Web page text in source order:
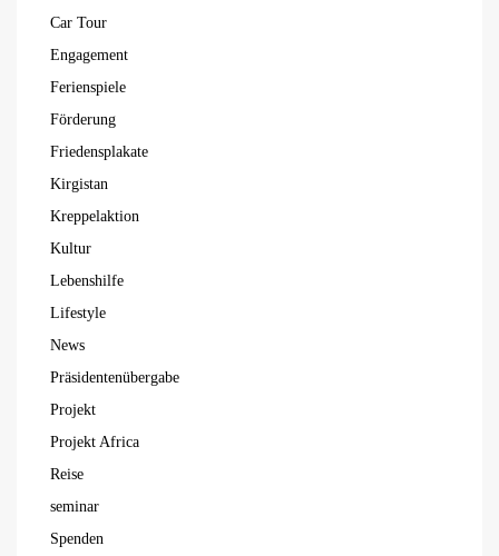
Car Tour
Engagement
Ferienspiele
Förderung
Friedensplakate
Kirgistan
Kreppelaktion
Kultur
Lebenshilfe
Lifestyle
News
Präsidentenübergabe
Projekt
Projekt Africa
Reise
seminar
Spenden